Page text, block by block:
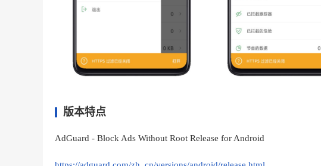
版本特点
AdGuard - Block Ads Without Root Release for Android